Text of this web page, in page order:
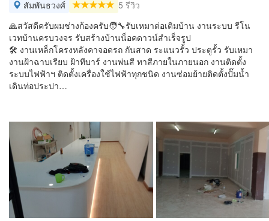
สัมพันธวงศ์
5 รีวิว
🙏สวัสดีครับผมช่างก้องครับ🧑‍🔧รับเหมาต่อเติมบ้าน งานระบบ รีโน
เวทบ้านครบวงจร รับสร้างบ้านน็อคดาวน์สำเร็จรูป
🛠️ งานเหล็กโครงหลังคา​จอดรถ​ กันสาด ระแนวรั้ว​ ประตูรั้ว รับเหมา
งานฝ้าฉาบเรียบ ฝ้าทีบาร์ งานพ่นสี ทาสีภายในภายนอก งานติดตั้ง
ระบบไฟฟ้า​ฯ ติดตั้งเครื่องใช้ไฟฟ้าทุกชนิด​ งานซ่อมย้ายติดตั้งปั๊มน้ำ
เดินท่อประปา​…